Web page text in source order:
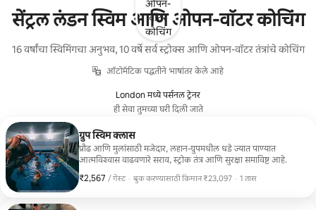
सेंट्रल लंडन स्विम आणि ओपन-वॉटर कोचिंग
16 वर्षांचा स्विमिंगचा अनुभव, 10 वर्षे सर्व स्ट्रोक्स आणि ओपन-वॉटर तंत्रांचे कोचिंग
ऑटोमॅटिक पद्धतीने भाषांतर केले आहे
London मध्ये पर्सनल ट्रेनर
ही सेवा तुमच्या घरी दिली जाते
ग्रुप स्विम क्लास
प्रौढ आणि मुलांसाठी मजेदार, लहान-ग्रुपमधील धडे ज्यात पाण्यात
आत्मविश्वास वाढवणारे सराव, स्ट्रोक तंत्र आणि सुरक्षा समाविष्ट आहे.
₹2,567 / गेस्ट
₹2,567 प्रति गेस्ट · बुक करण्यासाठी किमान ₹23,097
, · 1 तास